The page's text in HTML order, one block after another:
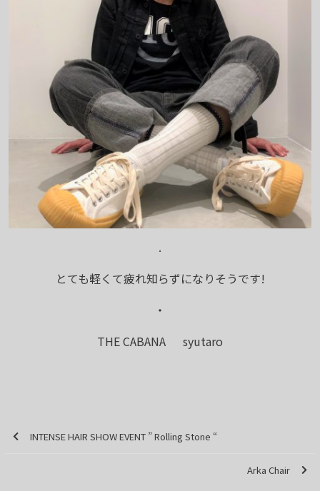
.
とても軽くて疲れ知らずになりそうです!
・
THE CABANA syutaro
INTENSE HAIR SHOW EVENT ” Rolling Stone “
Arka Chair